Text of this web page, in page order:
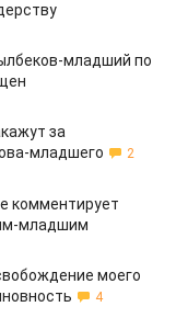
младший по
за
младшего
2
комментирует
младшим
моего
4